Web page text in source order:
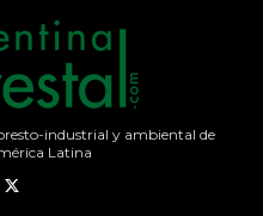
industrial y ambiental de
Latina